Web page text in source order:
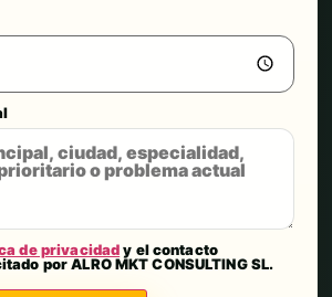
de privacidady el contacto
por ALRO MKT CONSULTING SL.